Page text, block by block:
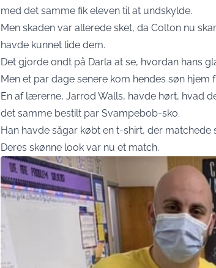
med det samme fik eleven til at undskylde.
Men skaden var allerede sket, da Colton nu
havde kunnet lide dem.
Det gjorde ondt på Darla at se, hvordan hans
Men et par dage senere kom hendes søn hjem
En af lærerne, Jarrod Walls, havde hørt, hvad
det samme bestilt par Svampebob-sko.
Han havde sågar købt en t-shirt, der matchede
Deres skønne look var nu et match.